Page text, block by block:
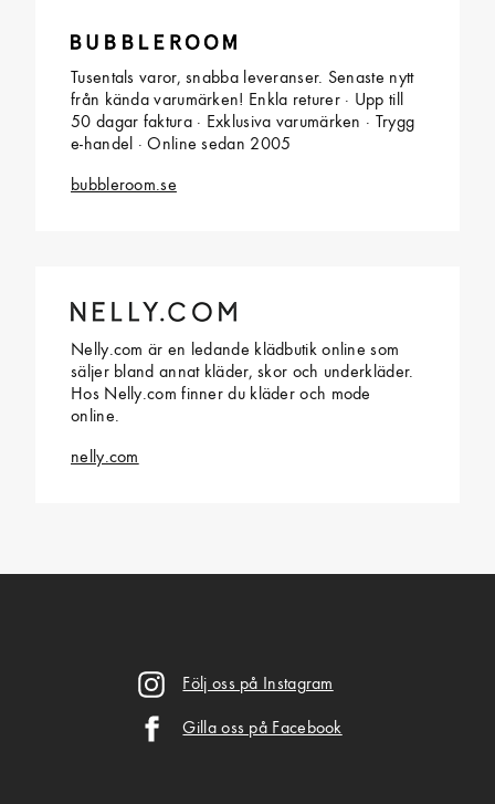
Tusentals varor, snabba leveranser. Senaste nytt
från kända varumärken! Enkla returer · Upp till
50 dagar faktura · Exklusiva varumärken · Trygg
e-handel · Online sedan 2005
bubbleroom.se
Nelly.com är en ledande klädbutik online som
säljer bland annat kläder, skor och underkläder.
Hos Nelly.com finner du kläder och mode
online.
nelly.com
Följ oss på Instagram
Gilla oss på Facebook